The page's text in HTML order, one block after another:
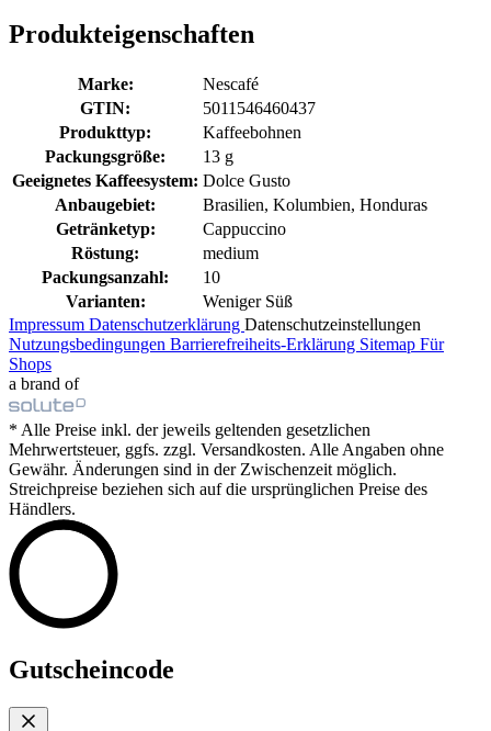
Produkteigenschaften
Marke:
Nescafé
GTIN:
5011546460437
Produkttyp:
Kaffeebohnen
Packungsgröße:
13 g
Geeignetes Kaffeesystem: Dolce Gusto
Anbaugebiet:
Brasilien, Kolumbien, Honduras
Getränketyp:
Cappuccino
Röstung:
medium
Packungsanzahl:
10
Varianten:
Weniger Süß
Impressum Datenschutzerklärung Datenschutzeinstellungen
Nutzungsbedingungen Barrierefreiheits-Erklärung Sitemap Für
Shops
a brand of
* Alle Preise inkl. der jeweils geltenden gesetzlichen
Mehrwertsteuer, ggfs. zzgl. Versandkosten. Alle Angaben ohne
Gewähr. Änderungen sind in der Zwischenzeit möglich.
Streichpreise beziehen sich auf die ursprünglichen Preise des
Händlers.
Gutscheincode